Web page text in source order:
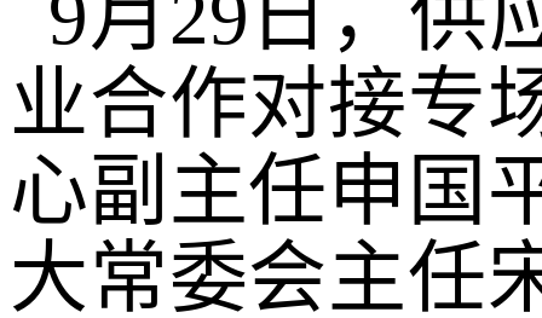
业合作对接专
心副主任申国
大常委会主任